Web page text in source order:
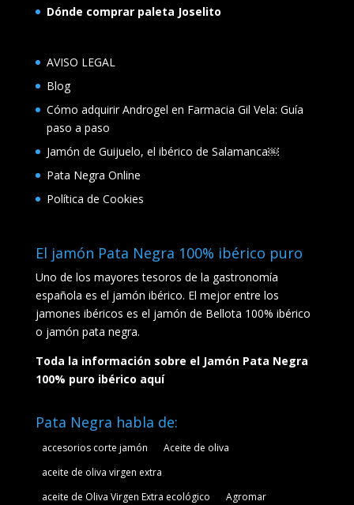
Dónde comprar paleta Joselito
AVISO LEGAL
Blog
Cómo adquirir Androgel en Farmacia Gil Vela: Guía
paso a paso
Jamón de Guijuelo, el ibérico de Salamanca￼
Pata Negra Online
Política de Cookies
El jamón Pata Negra 100% ibérico puro
Uno de los mayores tesoros de la gastronomía
española es el jamón ibérico. El mejor entre los
jamones ibéricos es el jamón de Bellota 100% ibérico
o jamón pata negra.
Toda la información sobre el Jamón Pata Negra
100% puro ibérico aquí
Pata Negra habla de:
accesorios corte jamón
Aceite de oliva
aceite de oliva virgen extra
aceite de Oliva Virgen Extra ecológico
Agromar